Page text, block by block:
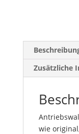
Zusätzliche
wie